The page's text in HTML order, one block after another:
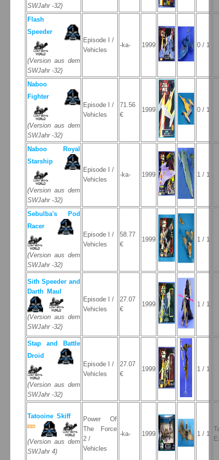
SWJahr -32)
Flash
Speeder
(Version aus dem
SWJahr -32)
Episode I /
Vehicles
-ka- 1999 0 / 1
Naboo
Fighter
(Version aus dem
SWJahr -32)
Episode I /
Vehicles
71.56
€
1999 0 / 1
Naboo Royal
Starship
(Version aus dem
SWJahr -32)
Episode I /
Vehicles
-ka- 1999 1 / 1
Sebulba's Pod
Racer
(Version aus dem
SWJahr -32)
Episode I /
Vehicles
58.77
€
1999 1 / 1
Sith Speeder and
Darth Maul
(Version aus dem
SWJahr -32)
Episode I /
Vehicles
27.07
€
1999 1 / 1
Stap and Battle
Droid
(Version aus dem
SWJahr -32)
Episode I /
Vehicles
27.07
€
1999 1 / 1
Tatooine Skiff
(Version aus dem
SWJahr 4)
Power Of
The Force
2 /
Vehicles
-ka- 1999 1 / 1